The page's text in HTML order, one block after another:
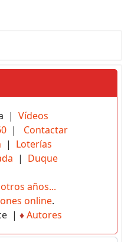
| Vídeos
| Contactar
| Loterías
| Duque
años...
online.
| ♦Autores